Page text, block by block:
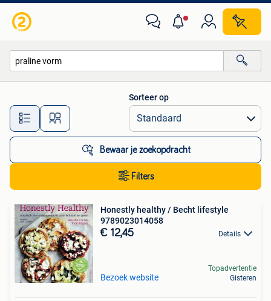
Alle afstanden…
Sorteer op
Bewaar je zoekopdracht
Filters
Honestly healthy / Becht lifestyle
9789023014058
€ 12,45 Details
Bezoek website
Topadvertentie
Gisteren